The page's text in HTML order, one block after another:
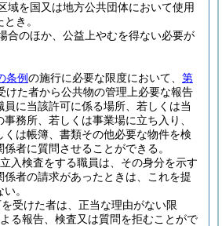
域を国又は地方公共団体において使用
き。
合のほか、公益上やむを得ない必要が
条例の施行に必要な限度において、 第
けた者から公共物の管理上必要な報告
員に当該許可に係る場所、若しくは当
務所、若しくは事業場に立ち入り、
くは帳簿、書類その他必要な物件を検
者に質問させることができる。
入検査をする職員は、その身分を示す
係者の請求があったときは、これを提
。
受けた者は、正当な理由がない限
る報告、検査又は質問を拒むことがで